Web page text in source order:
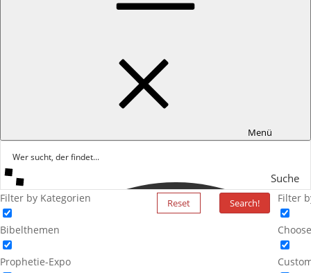
Menü
Suche
Filter by Kategorien
Bibelthemen
Prophetie-Expo
Reset Search! Filter